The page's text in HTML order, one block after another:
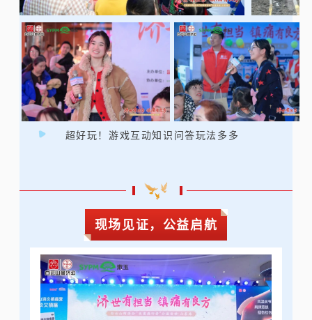
超好玩！游戏互动知识问答玩法多多
现场见证，公益启航